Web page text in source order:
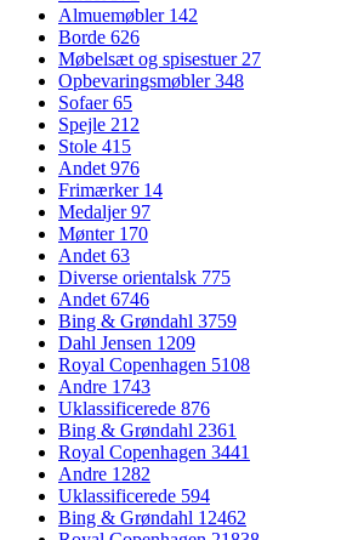
Almuemøbler 142
Borde 626
Møbelsæt og spisestuer27
Opbevaringsmøbler348
Sofaer65
Spejle 212
Stole 415
Andet976
Frimærker 14
Medaljer97
Mønter 170
Andet63
Diverse orientalsk 775
Andet6746
Bing & Grøndahl 3759
Dahl Jensen 1209
Royal Copenhagen 5108
Andre 1743
Uklassificerede 876
Bing & Grøndahl 2361
Royal Copenhagen 3441
Andre 1282
Uklassificerede 594
Bing & Grøndahl 12462